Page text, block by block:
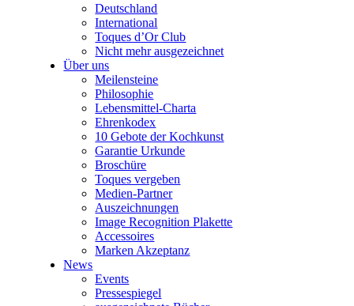
Deutschland
International
Toques d’Or Club
Nicht mehr ausgezeichnet
Über uns
Meilensteine
Philosophie
Lebensmittel-Charta
Ehrenkodex
10 Gebote der Kochkunst
Garantie Urkunde
Broschüre
Toques vergeben
Medien-Partner
Auszeichnungen
Image Recognition Plakette
Accessoires
Marken Akzeptanz
News
Events
Pressespiegel